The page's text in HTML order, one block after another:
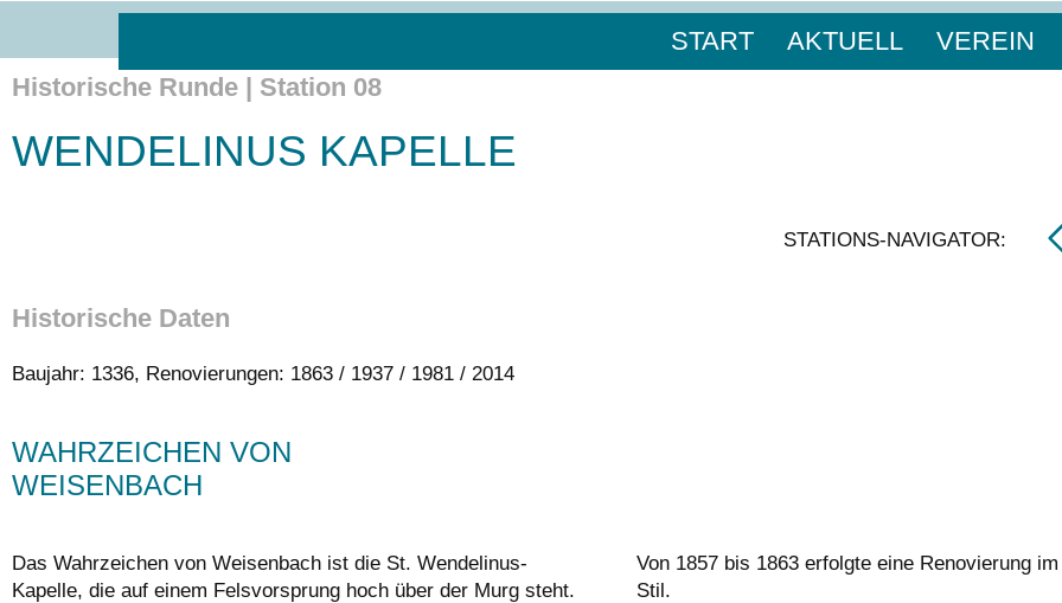
START AKTUELL
VEREIN
Historische Runde | Station 08
WENDELINUS KAPELLE
STATIONS-NAVIGATOR:
Historische Daten
Baujahr: 1336, Renovierungen: 1863 / 1937 / 1981 / 2014
WAHRZEICHEN VON
WEISENBACH
Das Wahrzeichen von Weisenbach ist die St. Wendelinus-
Kapelle, die auf einem Felsvorsprung hoch über der Murg steht.
Von 1857 bis 1863 erfolgte eine Renovierung
Stil.